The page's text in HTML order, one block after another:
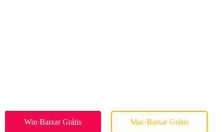
Win·Baixar Grátis Mac·Baixar Grátis